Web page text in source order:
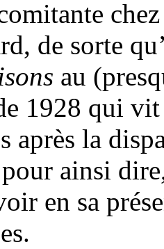
de sorte
au
1928 qui
après la
ainsi
en sa